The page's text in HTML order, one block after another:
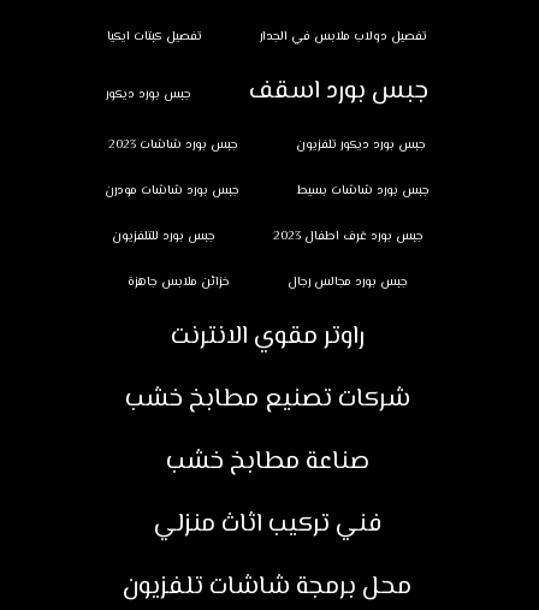
تفصيل دولاب ملابس في الجدار تفصيل كبتات ايكيا
جبس بورد اسقف جبس بورد ديكور
جبس بورد ديكور تلفزيون جبس بورد شاشات 2023
جبس بورد شاشات بسيط جبس بورد شاشات مودرن
جبس بورد غرف اطفال 2023 جبس بورد للتلفزيون
جبس بورد مجالس رجال خزائن ملابس جاهزة
راوتر مقوي الانترنت
شركات تصنيع مطابخ خشب
صناعة مطابخ خشب
فني تركيب اثاث منزلي
محل برمجة شاشات تلفزيون